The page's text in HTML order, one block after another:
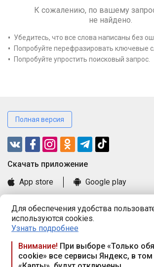
Для обеспечения удобства
используются cookies.
Узнать подробнее
Внимание! При выборе «Только
cookie» все сервисы Яндекс, в том
К сожалению, по вашему
не найдено.
Убедитесь, что все слова написаны без
Попробуйте перефразировать ключевые
Попробуйте упростить поисковый запрос.
Полная версия
Cкачать приложение
App store
Google play
Книга замечаний и предложений
Правила и документы
Praca.by © 2000—2026, ООО «ПРАЦА БАЙ»
Республика Беларусь, 220114, г. Минск, пр-т
117а, пом. № 9.